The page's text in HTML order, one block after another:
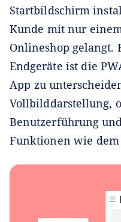
Startbildschirm
Kunde mit nur
Onlineshop gelangt.
Endgeräte ist die
App zu
Vollbilddarstellung,
Benutzerführung
Funktionen wie dem